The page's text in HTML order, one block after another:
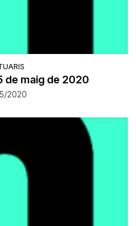
de maig de 2020
2020